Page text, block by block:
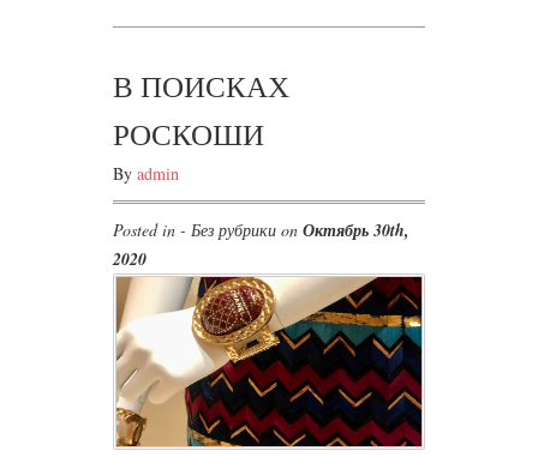
В ПОИСКАХ
РОСКОШИ
By admin
Posted in - Без рубрики on Октябрь 30th,
2020